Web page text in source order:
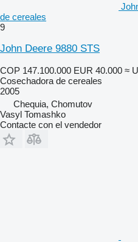
de cereales
9
John Deere 9880 STS
COP 147.100.000 EUR 40.000 ≈
Cosechadora de cereales
2005
Chequia, Chomutov
Vasyl Tomashko
Contacte con el vendedor